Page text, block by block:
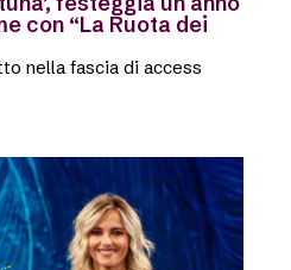
con “La Ruota dei
nella fascia di access